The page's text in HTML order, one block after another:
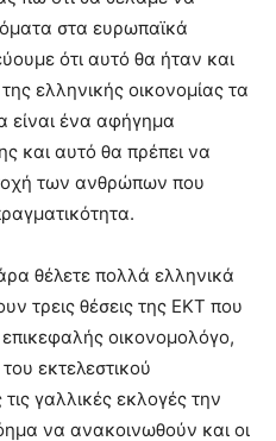
στα ευρωπαϊκά
ότι αυτό θα ήταν και
ελληνικής οικονομίας τα
είναι ένα αφήγημα
και αυτό θα πρέπει να
των ανθρώπων που
θέλετε πολλά ελληνικά
τρεις θέσεις της ΕΚΤ που
οικονομολόγο,
εκτελεστικού
γαλλικές εκλογές την
να ανακοινωθούν και οι